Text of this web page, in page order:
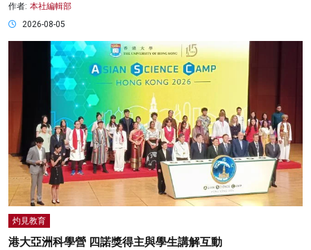
作者: 本社編輯部
2026-08-05
灼見教育
港大亞洲科學營 四諾獎得主與學生講解互動